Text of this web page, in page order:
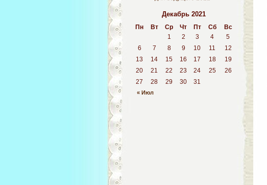
Декабрь 2021
Пн Вт Ср Чт Пт Сб Вс
« Июл
1 2 3 4
5
6
7 8 9 10 11
12
13
14 15 16 17 18
19
20
21 22 23 24 25
26
27
28 29 30 31